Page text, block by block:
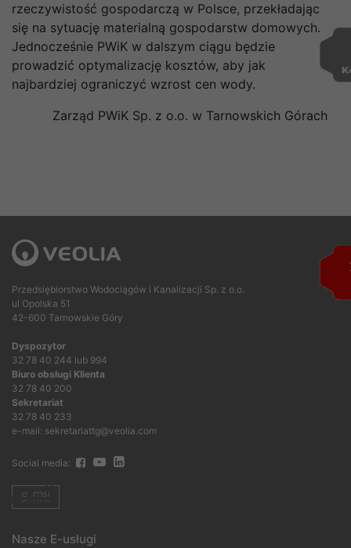
rzeczywistość gospodarczą w Polsce, przekładając
się na sytuację materialną gospodarstw domowych.
Jednocześnie PWiK w dalszym ciągu będzie
prowadzić optymalizację kosztów, aby jak
najbardziej ograniczyć wzrost cen wody.
Zarząd PWiK Sp. z o.o. w Tarnowskich Górach
Przedsiębiorstwo Wodociągów i Kanalizacji Sp. z o.o.
ul Opolska 51
42-600 Tarnowskie Góry
Dyspozytor
32 78 40 244 lub 994
Biuro obsługi Klienta
32 78 40 200
Sekretariat
32 78 40 233
e-mail: sekretariattg@veolia.com
Social media:
Nasze E-usługi